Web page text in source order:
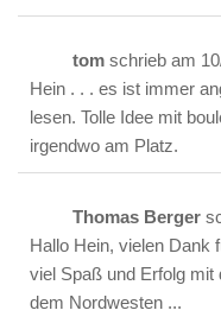
tom schrieb am
Hein . . . es ist immer
lesen. Tolle Idee mit
irgendwo am Platz.
Thomas Berger
Hallo Hein, vielen Dank
viel Spaß und Erfolg
dem Nordwesten ...